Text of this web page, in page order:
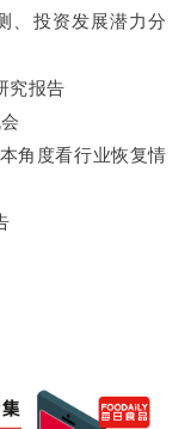
、投资发展潜力分
究报告
角度看行业恢复情